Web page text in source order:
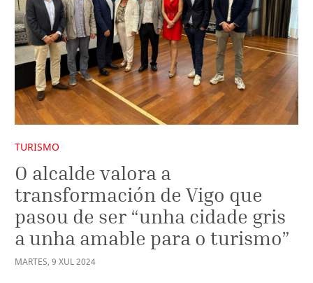
TURISMO
O alcalde valora a
transformación de Vigo que
pasou de ser “unha cidade gris
a unha amable para o turismo”
MARTES, 9 XUL2024